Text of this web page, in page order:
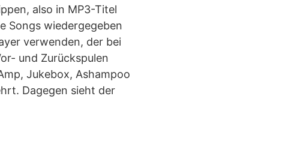
also in MP3-Titel
Songs wiedergegeben
verwenden, der bei
und Zurückspulen
Jukebox, Ashampoo
Dagegen sieht der